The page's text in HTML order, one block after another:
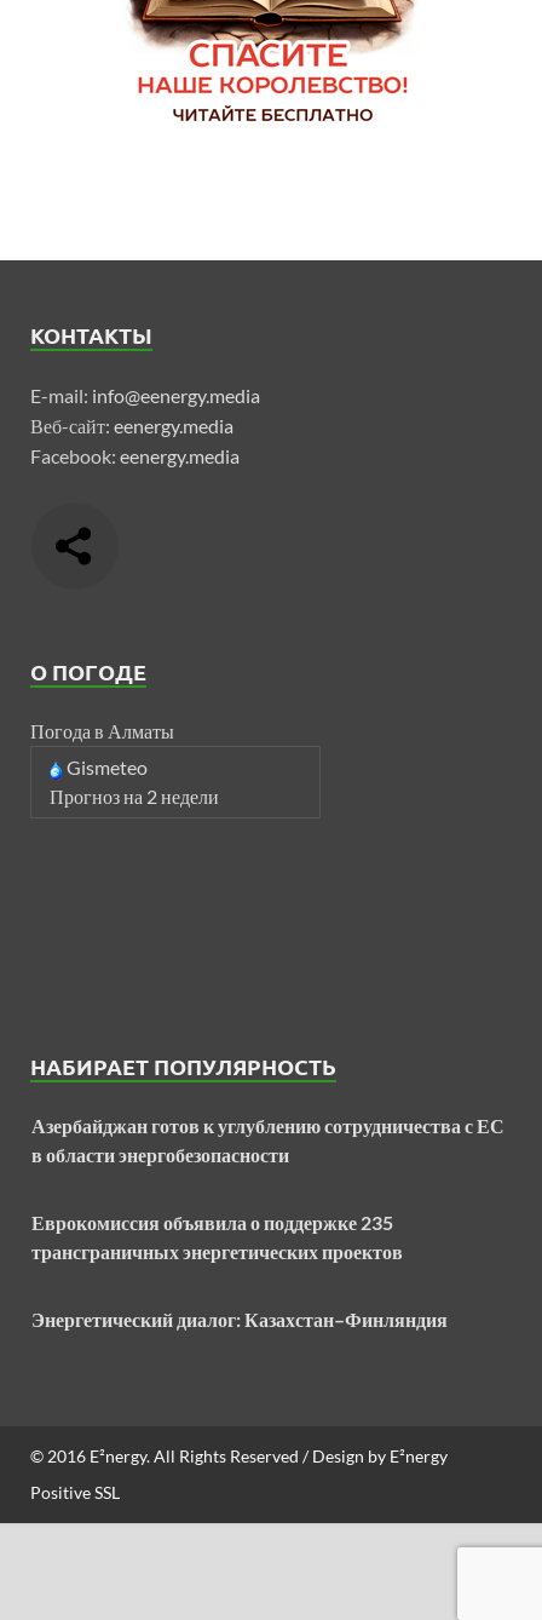
КОНТАКТЫ
E-mail: info@eenergy.media
Веб-сайт: eenergy.media
Facebook: eenergy.media
О ПОГОДЕ
Погода в Алматы
Gismeteo
Прогноз на 2 недели
НАБИРАЕТ ПОПУЛЯРНОСТЬ
Азербайджан готов к углублению сотрудничества с ЕС
в области энергобезопасности
Еврокомиссия объявила о поддержке 235
трансграничных энергетических проектов
Энергетический диалог: Казахстан–Финляндия
© 2016 E²nergy. All Rights Reserved / Design by E²nergy
Positive SSL